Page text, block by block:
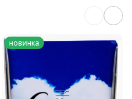
новинка